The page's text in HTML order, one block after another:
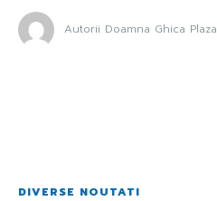
Autorii Doamna Ghica Plaza
DIVERSE NOUTATI